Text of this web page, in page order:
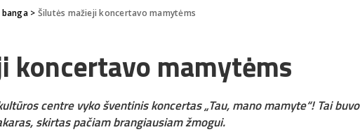
banga> Šilutės mažieji koncertavo mamytėms
koncertavo mamytėms
centre vyko šventinis koncertas „Tau, mano mamyte“! Tai buvo
skirtas pačiam brangiausiam žmogui.